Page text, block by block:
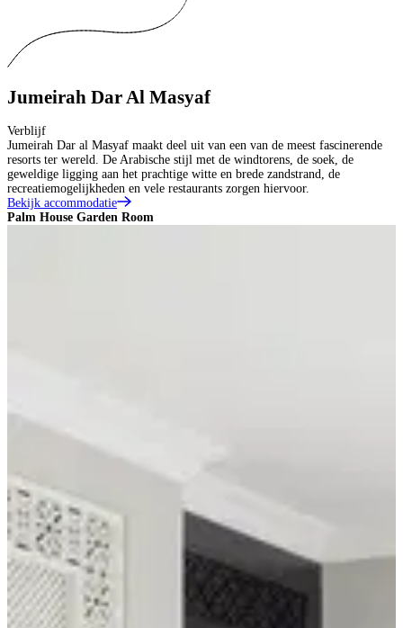
Jumeirah Dar Al Masyaf
Verblijf
Jumeirah Dar al Masyaf maakt deel uit van een van de meest fascinerende
resorts ter wereld. De Arabische stijl met de windtorens, de soek, de
geweldige ligging aan het prachtige witte en brede zandstrand, de
recreatiemogelijkheden en vele restaurants zorgen hiervoor.
Bekijk accommodatie
Palm House Garden Room